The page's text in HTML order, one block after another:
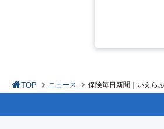
TOP ニュース 保険毎日新聞｜いえら